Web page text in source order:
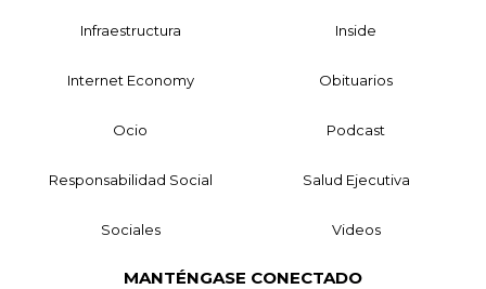
Infraestructura Inside
Internet Economy Obituarios
Ocio Podcast
Responsabilidad Social Salud Ejecutiva
Sociales Videos
MANTÉNGASE CONECTADO